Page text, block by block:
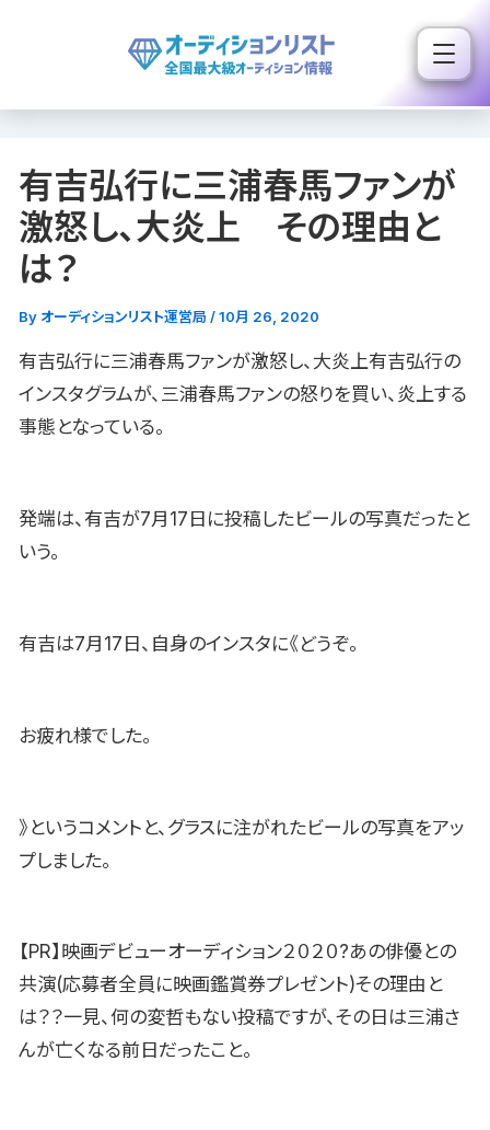
ス
有吉弘行に三浦春馬ファンが
激怒し、大炎上 その理由と
は？
By オーディションリスト運営局 /10月 26, 2020
有吉弘行に三浦春馬ファンが激怒し、大炎上有吉弘行の
インスタグラムが、三浦春馬ファンの怒りを買い、炎上する
事態となっている。
発端は、有吉が7月17日に投稿したビールの写真だったと
いう。
有吉は7月17日、自身のインスタに《どうぞ。
お疲れ様でした。
》というコメントと、グラスに注がれたビールの写真をアッ
プしました。
【PR】映画デビューオーディション２０２０?あの俳優との
共演(応募者全員に映画鑑賞券プレゼント)その理由と
は？？一見、何の変哲もない投稿ですが、その日は三浦さ
んが亡くなる前日だったこと。